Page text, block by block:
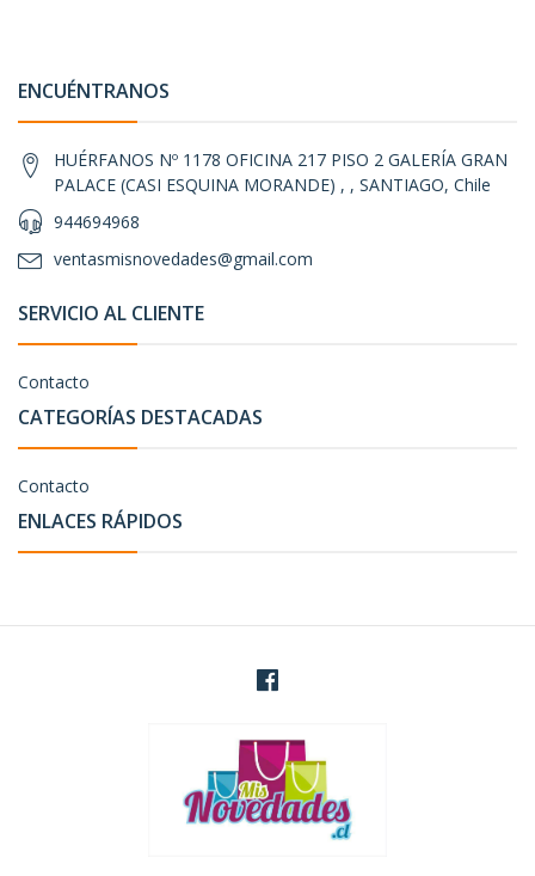
ENCUÉNTRANOS
HUÉRFANOS Nº 1178 OFICINA 217 PISO 2 GALERÍA GRAN
PALACE (CASI ESQUINA MORANDE) , , SANTIAGO, Chile
944694968
ventasmisnovedades@gmail.com
SERVICIO AL CLIENTE
Contacto
CATEGORÍAS DESTACADAS
Contacto
ENLACES RÁPIDOS